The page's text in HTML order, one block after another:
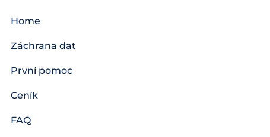
Home
Záchrana dat
První pomoc
Ceník
FAQ